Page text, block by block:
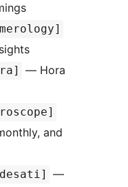
— Hora
and
—